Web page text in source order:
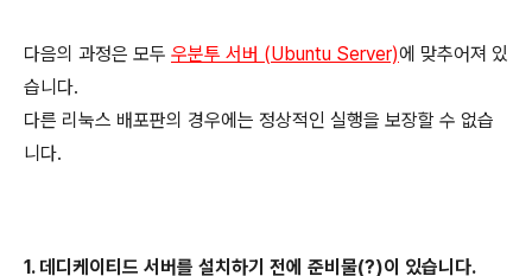
다음의 과정은 모두 우분투 서버 (Ubuntu Server)에 맞추어져 있
습니다.
다른 리눅스 배포판의 경우에는 정상적인 실행을 보장할 수 없습
니다.
1. 데디케이티드 서버를 설치하기 전에 준비물(?)이 있습니다.